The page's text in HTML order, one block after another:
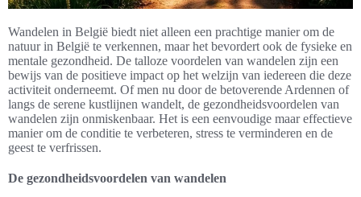
Wandelen in België biedt niet alleen een prachtige manier om de
natuur in België te verkennen, maar het bevordert ook de fysieke en
mentale gezondheid. De talloze voordelen van wandelen zijn een
bewijs van de positieve impact op het welzijn van iedereen die deze
activiteit onderneemt. Of men nu door de betoverende Ardennen of
langs de serene kustlijnen wandelt, de gezondheidsvoordelen van
wandelen zijn onmiskenbaar. Het is een eenvoudige maar effectieve
manier om de conditie te verbeteren, stress te verminderen en de
geest te verfrissen.
De gezondheidsvoordelen van wandelen